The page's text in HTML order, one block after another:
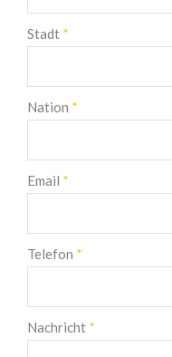
Stadt *
Nation *
Email *
Telefon *
Nachricht *